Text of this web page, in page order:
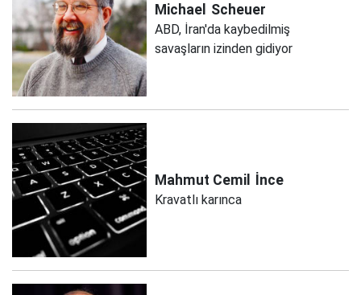
Michael Scheuer
ABD, İran'da kaybedilmiş
savaşların izinden gidiyor
Mahmut Cemil İnce
Kravatlı karınca